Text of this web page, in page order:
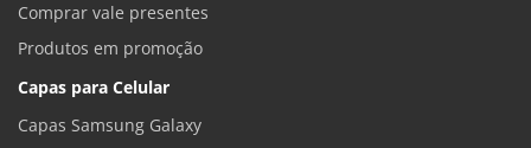
Comprar vale presentes
Produtos em promoção
Capas para Celular
Capas Samsung Galaxy